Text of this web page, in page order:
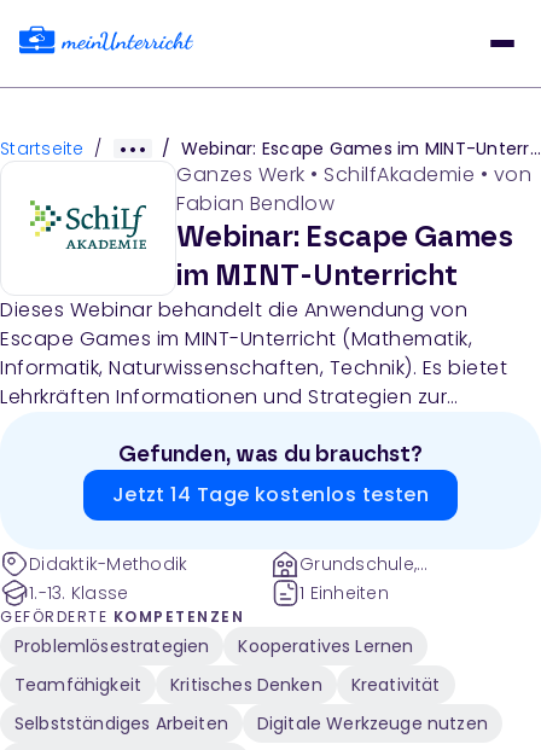
Startseite / / Webinar: Escape Games im MINT-Unterricht
Ganzes Werk • SchilfAkademie • von
Fabian Bendlow
Webinar: Escape Games
im MINT-Unterricht
Dieses Webinar behandelt die Anwendung von
Escape Games im MINT-Unterricht (Mathematik,
Informatik, Naturwissenschaften, Technik). Es bietet
Lehrkräften Informationen und Strategien zur
naturwissenschaftlichen und mathematischen
Unterricht.
Gefunden, was du brauchst?
Jetzt 14 Tage kostenlos testen
Didaktik-Methodik
1.-13. Klasse
Grundschule,
Sekundarstufe
1 Einheiten
GEFÖRDERTE KOMPETENZEN
Problemlösestrategien
Kooperatives Lernen
Teamfähigkeit
Kritisches Denken
Kreativität
Selbstständiges Arbeiten
Digitale Werkzeuge nutzen